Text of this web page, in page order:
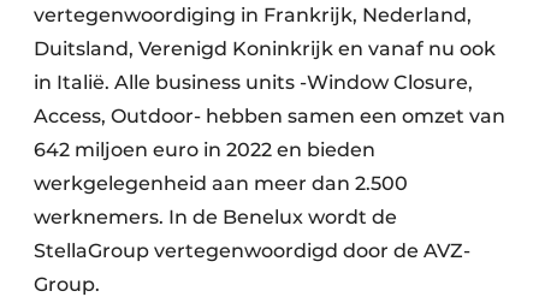
vertegenwoordiging in Frankrijk, Nederland,
Duitsland, Verenigd Koninkrijk en vanaf nu ook
in Italië. Alle business units -Window Closure,
Access, Outdoor- hebben samen een omzet van
642 miljoen euro in 2022 en bieden
werkgelegenheid aan meer dan 2.500
werknemers. In de Benelux wordt de
StellaGroup vertegenwoordigd door de AVZ-
Group.